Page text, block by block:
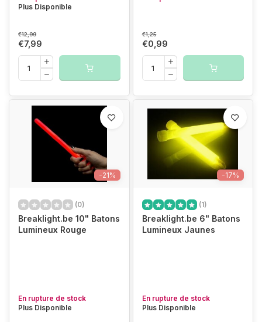
Plus Disponible
€12,99
€7,99
€1,25
€0,99
-21%
(0)
Breaklight.be 10" Batons
Lumineux Rouge
En rupture de stock
Plus Disponible
-17%
(1)
Breaklight.be 6" Batons
Lumineux Jaunes
En rupture de stock
Plus Disponible